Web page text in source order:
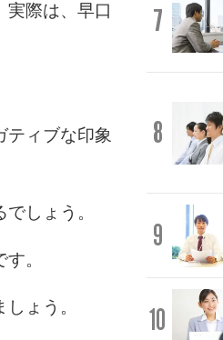
実際は、早口
ティブな印象
しょう。
。
ょう。
7
8
9
10